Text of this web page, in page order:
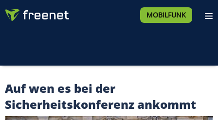
MOBILFUNK
Auf wen es bei der
Sicherheitskonferenz ankommt